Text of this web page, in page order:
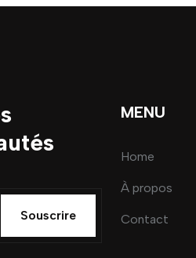
Souscrire
MENU
Home
À propos
Contact